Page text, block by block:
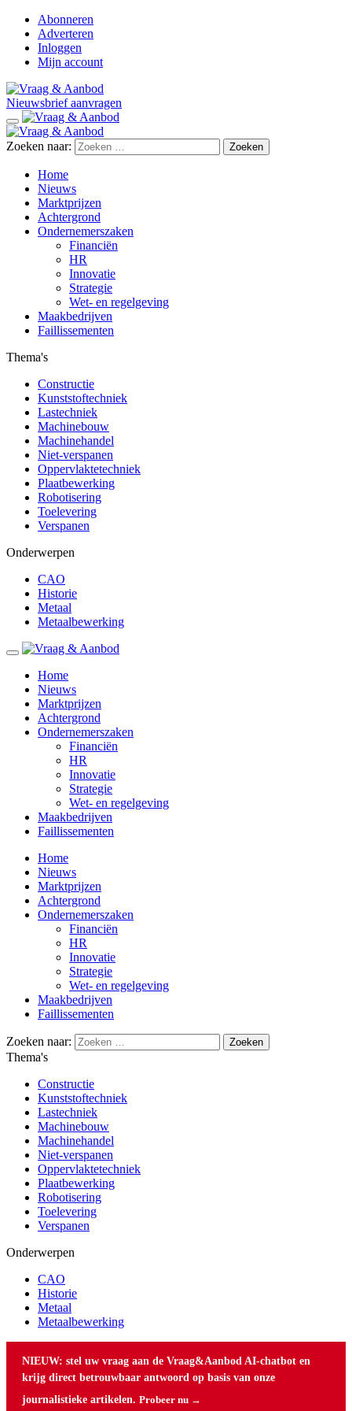
Abonneren
Adverteren
Inloggen
Mijn account
Nieuwsbrief aanvragen
Zoeken naar:
Home
Nieuws
Marktprijzen
Achtergrond
Ondernemerszaken
Financiën
HR
Innovatie
Strategie
Wet- en regelgeving
Maakbedrijven
Faillissementen
Thema's
Constructie
Kunststoftechniek
Lastechniek
Machinebouw
Machinehandel
Niet-verspanen
Oppervlaktetechniek
Plaatbewerking
Robotisering
Toelevering
Verspanen
Onderwerpen
CAO
Historie
Metaal
Metaalbewerking
Home
Nieuws
Marktprijzen
Achtergrond
Ondernemerszaken
Financiën
HR
Innovatie
Strategie
Wet- en regelgeving
Maakbedrijven
Faillissementen
Home
Nieuws
Marktprijzen
Achtergrond
Ondernemerszaken
Financiën
HR
Innovatie
Strategie
Wet- en regelgeving
Maakbedrijven
Faillissementen
Zoeken naar:
Thema's
Constructie
Kunststoftechniek
Lastechniek
Machinebouw
Machinehandel
Niet-verspanen
Oppervlaktetechniek
Plaatbewerking
Robotisering
Toelevering
Verspanen
Onderwerpen
CAO
Historie
Metaal
Metaalbewerking
NIEUW: stel uw vraag aan de Vraag&Aanbod AI-chatbot en
krijg direct betrouwbaar antwoord op basis van onze
journalistieke artikelen. Probeer nu →